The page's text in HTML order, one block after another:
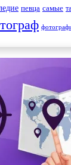
певца самые